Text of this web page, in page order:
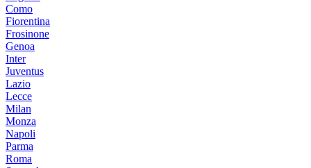
Como
Fiorentina
Frosinone
Genoa
Inter
Juventus
Lazio
Lecce
Milan
Monza
Napoli
Parma
Roma